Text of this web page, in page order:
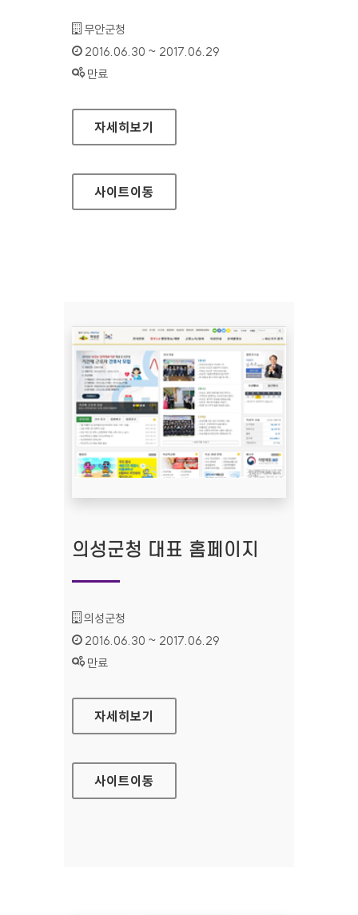
기관명 :
무안군청
인증기간 :
2016.06.30 ~ 2017.06.29
상태 :
만료
무안군청 대표 홈페이지
자세히보기
사이트이동
의성군청 대표 홈페이지
기관명 :
의성군청
인증기간 :
2016.06.30 ~ 2017.06.29
상태 :
만료
의성군청 대표 홈페이지
자세히보기
사이트이동